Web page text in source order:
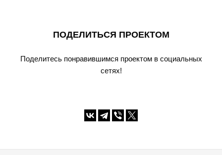
ПОДЕЛИТЬСЯ ПРОЕКТОМ
Поделитесь понравившимся проектом в социальных
сетях!